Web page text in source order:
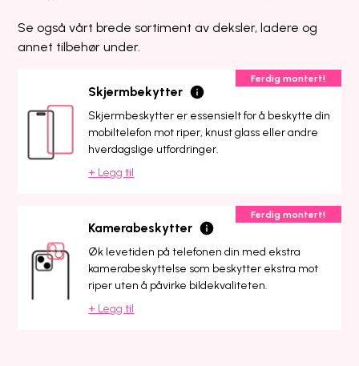
Se også vårt brede sortiment av deksler, ladere og
annet tilbehør under.
Skjermbekytter
Skjermbeskytter er essensielt for å beskytte din
mobiltelefon mot riper, knust glass eller andre
hverdagslige utfordringer.
Ferdig montert!
+ Legg til
Kamerabeskytter
Øk levetiden på telefonen din med ekstra
kamerabeskyttelse som beskytter ekstra mot
riper uten å påvirke bildekvaliteten.
Ferdig montert!
+ Legg til